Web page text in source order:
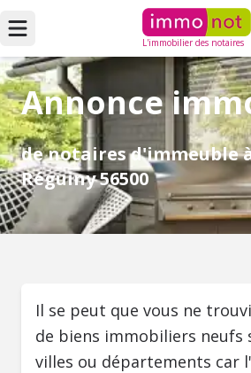
L'immobilier des notaires
Annonce
de notaires d'immeuble
Réguiny 56500
Il se peut que vous ne
de biens immobiliers neufs
villes ou départements car